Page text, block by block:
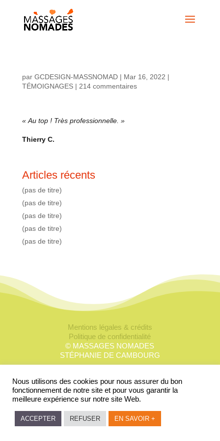
par GCDESIGN-MASSNOMAD| Mar 16, 2022 |
TÉMOIGNAGES| 214 commentaires
« Au top ! Très professionnelle. »
Thierry C.
Articles récents
(pas de titre)
(pas de titre)
(pas de titre)
(pas de titre)
(pas de titre)
Mentions légales & crédits
Politique de confidentialité
© MASSAGES NOMADES
STÉPHANIE DE CAMBOURG
Nous utilisons des cookies pour nous assurer du bon
fonctionnement de notre site et pour vous garantir la
meilleure expérience sur notre site Web.
ACCEPTER REFUSER EN SAVOIR +